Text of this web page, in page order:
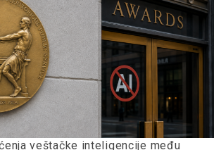
veštačke inteligencije među